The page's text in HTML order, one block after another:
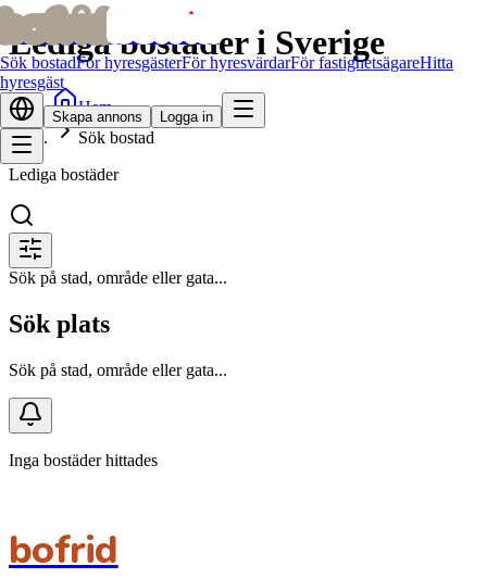
bofridbofrid
Sök bostadFör hyresgästerFör hyresvärdarFör fastighetsägareHitta
hyresgäst
Skapa annons Logga in
Lediga bostäder i Sverige
Hem
Sök bostad
Lediga bostäder
Sök på stad, område eller gata...
Sök plats
Sök på stad, område eller gata...
Inga bostäder hittades
bofrid